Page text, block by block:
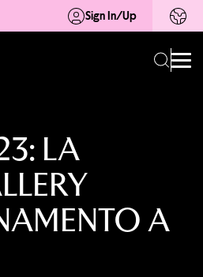
Sign In/Up
LA
A